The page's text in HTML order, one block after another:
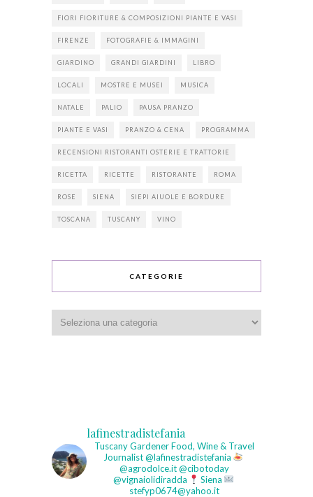
FIORI FIORITURE & COMPOSIZIONI PIANTE E VASI
FIRENZE FOTOGRAFIE & IMMAGINI
GIARDINO GRANDI GIARDINI LIBRO
LOCALI MOSTRE E MUSEI MUSICA
NATALE PALIO PAUSA PRANZO
PIANTE E VASI PRANZO & CENA PROGRAMMA
RECENSIONI RISTORANTI OSTERIE E TRATTORIE
RICETTA RICETTE RISTORANTE ROMA
ROSE SIENA SIEPI AIUOLE E BORDURE
TOSCANA TUSCANY VINO
CATEGORIE
lafinestradistefania
Tuscany GardenerFood, Wine & Travel
Journalist@lafinestradistefania
@agrodolce.it @cibotoday
@vignaiolidiradda
Siena
stefyp0674@yahoo.it